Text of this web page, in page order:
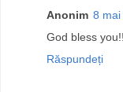
Anonim 8 mai
God bless
Răspundeți